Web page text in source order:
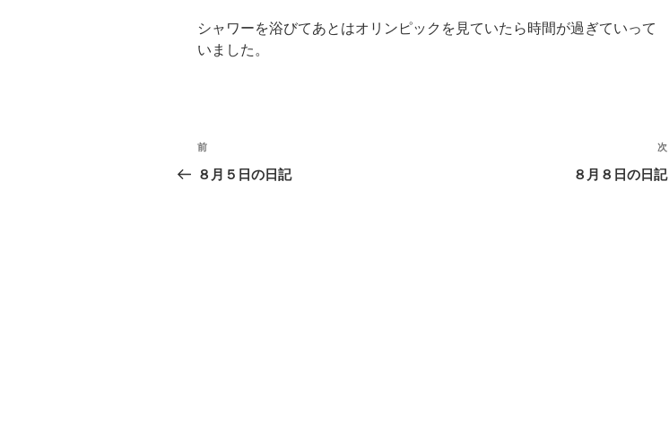
シャワーを浴びてあとはオリンピックを見ていたら時間が過ぎていって
いました。
投
稿
過
去
前
８月５日の日記
次
８月８日の日記